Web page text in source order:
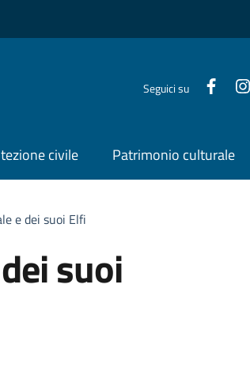
Seguici su
civile Patrimonio culturale
e dei suoi Elfi
suoi